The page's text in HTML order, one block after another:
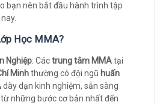
bạn nên bắt đầu hành trình tập
Học MMA?
Nghiệp: Cáctrung tâm MMAtại
Minhthường có đội ngũ huấn
dày dạn kinh nghiệm, sẵn sàng
những bước cơ bản nhất đến